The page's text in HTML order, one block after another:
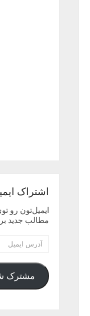
اشتراک
ایمیل‌تون رو
مطالب جدید
آدرس
ایمیل
مشترک